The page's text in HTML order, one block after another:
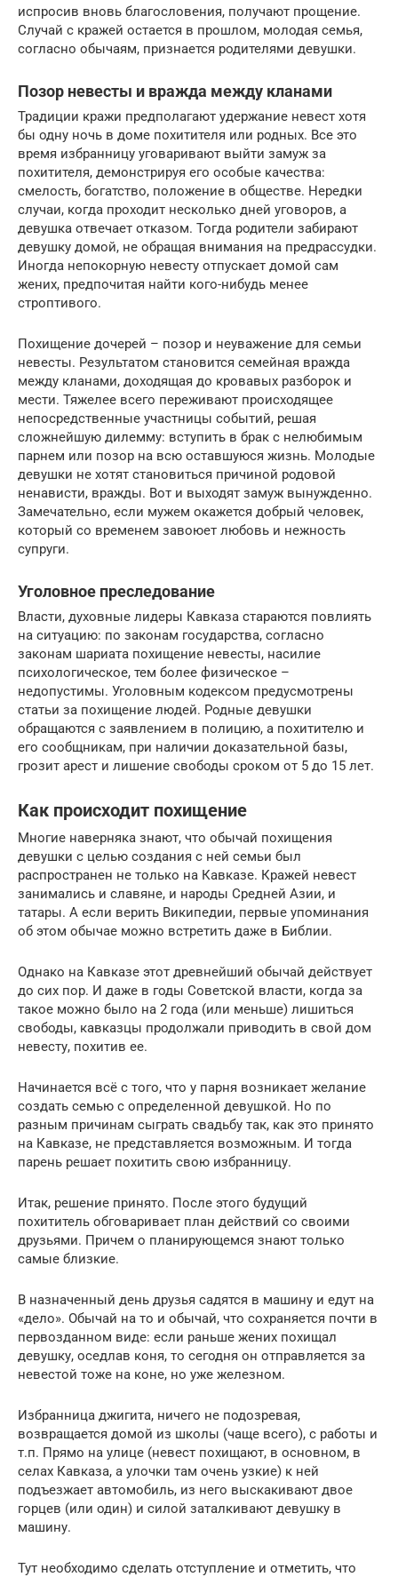
испросив вновь благословения, получают прощение.
Случай с кражей остается в прошлом, молодая семья,
согласно обычаям, признается родителями девушки.
Позор невесты и вражда между кланами
Традиции кражи предполагают удержание невест хотя
бы одну ночь в доме похитителя или родных. Все это
время избранницу уговаривают выйти замуж за
похитителя, демонстрируя его особые качества:
смелость, богатство, положение в обществе. Нередки
случаи, когда проходит несколько дней уговоров, а
девушка отвечает отказом. Тогда родители забирают
девушку домой, не обращая внимания на предрассудки.
Иногда непокорную невесту отпускает домой сам
жених, предпочитая найти кого-нибудь менее
строптивого.
Похищение дочерей – позор и неуважение для семьи
невесты. Результатом становится семейная вражда
между кланами, доходящая до кровавых разборок и
мести. Тяжелее всего переживают происходящее
непосредственные участницы событий, решая
сложнейшую дилемму: вступить в брак с нелюбимым
парнем или позор на всю оставшуюся жизнь. Молодые
девушки не хотят становиться причиной родовой
ненависти, вражды. Вот и выходят замуж вынужденно.
Замечательно, если мужем окажется добрый человек,
который со временем завоюет любовь и нежность
супруги.
Уголовное преследование
Власти, духовные лидеры Кавказа стараются повлиять
на ситуацию: по законам государства, согласно
законам шариата похищение невесты, насилие
психологическое, тем более физическое –
недопустимы. Уголовным кодексом предусмотрены
статьи за похищение людей. Родные девушки
обращаются с заявлением в полицию, а похитителю и
его сообщникам, при наличии доказательной базы,
грозит арест и лишение свободы сроком от 5 до 15 лет.
Как происходит похищение
Многие наверняка знают, что обычай похищения
девушки с целью создания с ней семьи был
распространен не только на Кавказе. Кражей невест
занимались и славяне, и народы Средней Азии, и
татары. А если верить Википедии, первые упоминания
об этом обычае можно встретить даже в Библии.
Однако на Кавказе этот древнейший обычай действует
до сих пор. И даже в годы Советской власти, когда за
такое можно было на 2 года (или меньше) лишиться
свободы, кавказцы продолжали приводить в свой дом
невесту, похитив ее.
Начинается всё с того, что у парня возникает желание
создать семью с определенной девушкой. Но по
разным причинам сыграть свадьбу так, как это принято
на Кавказе, не представляется возможным. И тогда
парень решает похитить свою избранницу.
Итак, решение принято. После этого будущий
похититель обговаривает план действий со своими
друзьями. Причем о планирующемся знают только
самые близкие.
В назначенный день друзья садятся в машину и едут на
«дело». Обычай на то и обычай, что сохраняется почти в
первозданном виде: если раньше жених похищал
девушку, оседлав коня, то сегодня он отправляется за
невестой тоже на коне, но уже железном.
Избранница джигита, ничего не подозревая,
возвращается домой из школы (чаще всего), с работы и
т.п. Прямо на улице (невест похищают, в основном, в
селах Кавказа, а улочки там очень узкие) к ней
подъезжает автомобиль, из него выскакивают двое
горцев (или один) и силой заталкивают девушку в
машину.
Тут необходимо сделать отступление и отметить, что